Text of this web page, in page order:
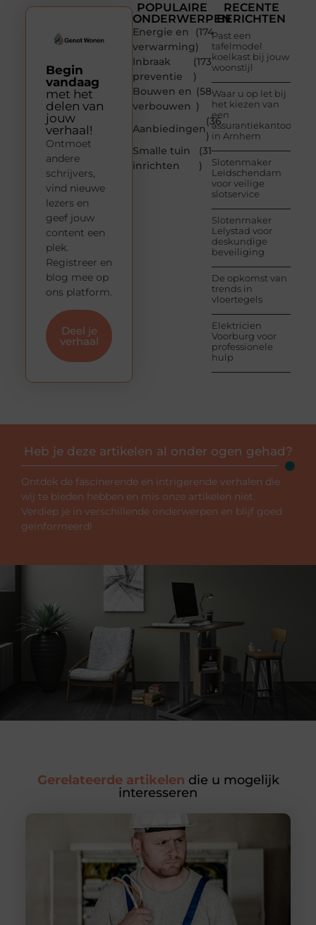
POPULAIRE
ONDERWERPEN
Energie en
verwarming
(174
)
Inbraak
preventie
(173
)
Bouwen en
verbouwen
(58
)
Aanbiedingen
(36
)
Smalle tuin
inrichten
(31
)
RECENTE
BERICHTEN
Past een
tafelmodel
koelkast bij jouw
woonstijl
Waar u op let bij
het kiezen van
een
assurantiekantoor
in Arnhem
Slotenmaker
Leidschendam
voor veilige
slotservice
Slotenmaker
Lelystad voor
deskundige
beveiliging
De opkomst van
trends in
vloertegels
Elektricien
Voorburg voor
professionele
hulp
Begin
vandaag
met het
delen van
jouw
verhaal!
Ontmoet
andere
schrijvers,
vind nieuwe
lezers en
geef jouw
content een
plek.
Registreer en
blog mee op
ons platform.
Deel je
verhaal
Heb je deze artikelen al onder ogen gehad?
Ontdek de fascinerende en intrigerende verhalen die
wij te bieden hebben en mis onze artikelen niet.
Verdiep je in verschillende onderwerpen en blijf goed
geïnformeerd!
Gerelateerde artikelen die u mogelijk
interesseren